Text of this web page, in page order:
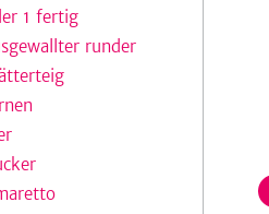
1 fertig
runder